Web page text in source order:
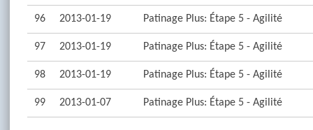
96 2013-01-19 Patinage Plus: Étape 5 - Agilité
97 2013-01-19 Patinage Plus: Étape 5 - Agilité
98 2013-01-19 Patinage Plus: Étape 5 - Agilité
99 2013-01-07 Patinage Plus: Étape 5 - Agilité